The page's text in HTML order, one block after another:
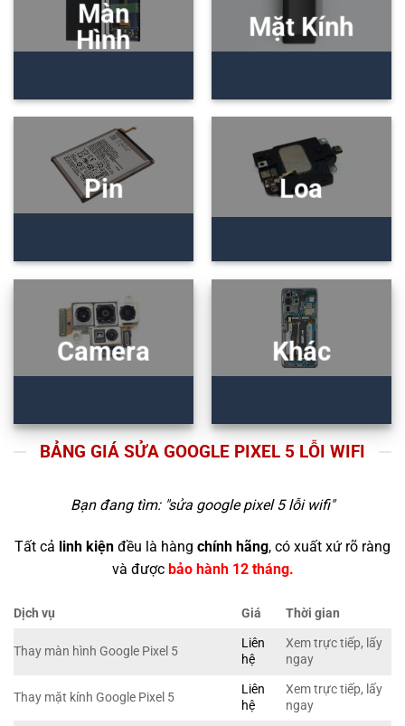
Màn
Hình
Mặt Kính
Pin Loa
Camera Khác
BẢNG GIÁ SỬA GOOGLE PIXEL 5 LỖI WIFI
Bạn đang tìm: "sửa google pixel 5 lỗi wifi"
Tất cả linh kiện đều là hàng chính hãng, có xuất xứ rõ ràng
và được bảo hành 12 tháng.
Dịch vụ Giá Thời gian
Thay màn hình Google Pixel 5
Liên
hệ
Xem trực tiếp, lấy
ngay
Thay mặt kính Google Pixel 5
Liên
hệ
Xem trực tiếp, lấy
ngay